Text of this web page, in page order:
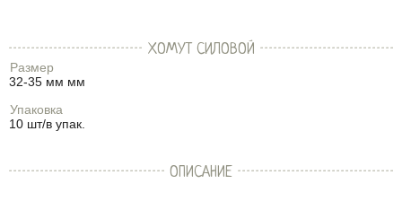
ХОМУТ СИЛОВОЙ
Размер
32-35 мм мм
Упаковка
10 шт/в упак.
ОПИСАНИЕ